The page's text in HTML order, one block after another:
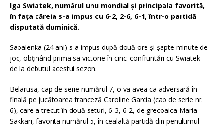
Iga Swiatek, numărul unu mondial şi principala favorită,
în faţa căreia s-a impus cu 6-2, 2-6, 6-1, într-o partidă
disputată duminică.
Sabalenka (24 ani) s-a impus după două ore şi şapte minute de
joc, obţinând prima sa victorie în cinci confruntări cu Swiatek
de la debutul acestui sezon.
Belarusa, cap de serie numărul 7, o va avea ca adversară în
finală pe jucătoarea franceză Caroline Garcia (cap de serie nr.
6), care a trecut în două seturi, 6-3, 6-2, de grecoaica Maria
Sakkari, favorita numărul 5, în cealaltă partidă din penultimul